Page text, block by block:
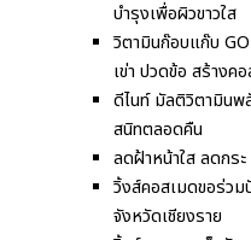
บำรุงเพื่อผิวขาวใส
วิตามินก๊อบแก๊บ
เข่า ปวดข้อ สร้างค
ดีไนท์ มัลติวิตามินพ
สนิทตลอดคืน
ลดฝ้าหน้าใส ลดกร
วิ้งส์คอสเมดขอร่วม
จังหวัดเชียงราย